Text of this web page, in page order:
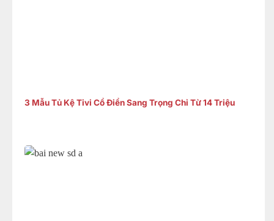
3 Mẫu Tủ Kệ Tivi Cổ Điển Sang Trọng Chỉ Từ 14 Triệu